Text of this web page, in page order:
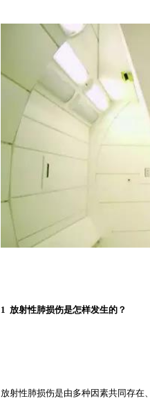
1 放射性肺损伤是怎样发生的？
放射性肺损伤是由多种因素共同存在